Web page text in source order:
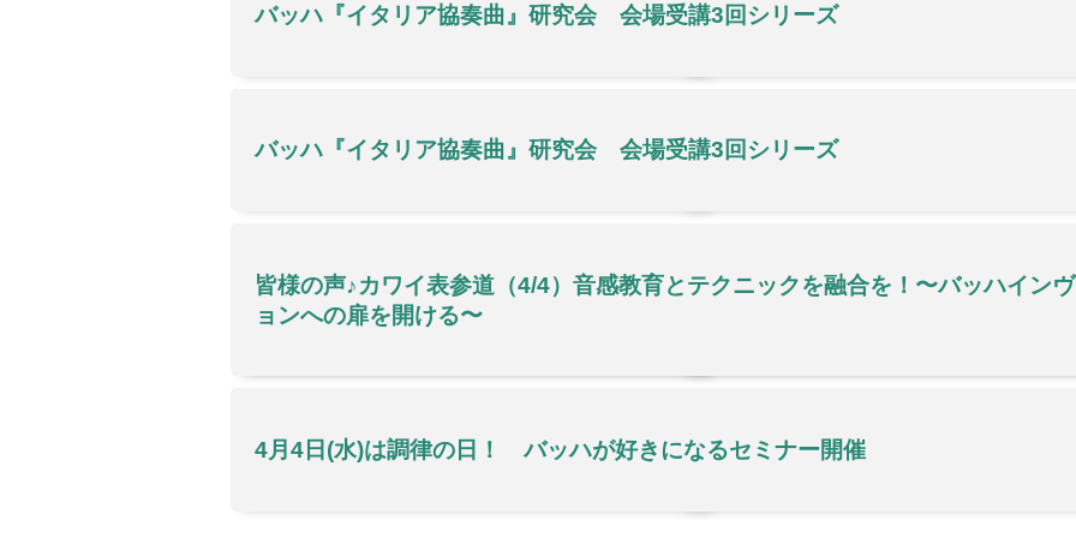
バッハ『イタリア協奏曲』研究会 会場受講3回シリーズ
バッハ『イタリア協奏曲』研究会 会場受講3回シリーズ
皆様の声♪カワイ表参道（4/4）音感教育とテクニックを融合を！〜バッハイン
ョンへの扉を開ける〜
4月4日(水)は調律の日！ バッハが好きになるセミナー開催